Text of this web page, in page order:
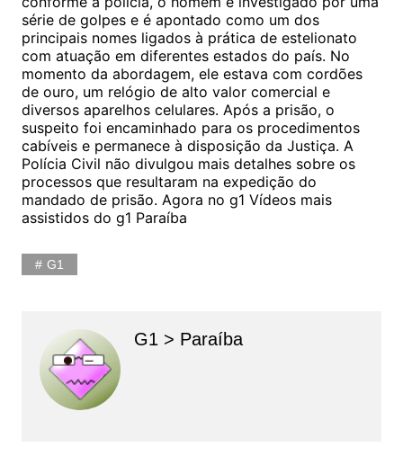
série de golpes e é apontado como um dos
principais nomes ligados à prática de estelionato
com atuação em diferentes estados do país. No
momento da abordagem, ele estava com cordões
de ouro, um relógio de alto valor comercial e
diversos aparelhos celulares. Após a prisão, o
suspeito foi encaminhado para os procedimentos
cabíveis e permanece à disposição da Justiça. A
Polícia Civil não divulgou mais detalhes sobre os
processos que resultaram na expedição do
mandado de prisão. Agora no g1 Vídeos mais
assistidos do g1 Paraíba
G1
G1 > Paraíba